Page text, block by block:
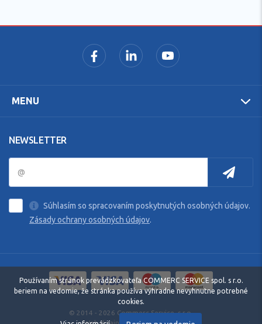
MENU
NEWSLETTER
Súhlasím so spracovaním poskytnutých osobných údajov.
Zásady ochrany osobných údajov.
© 2014 - 2026 Commerc Service, s.r.o.
Používaním stránok prevádzkovateľa COMMERC SERVICE spol. s r.o.
beriem na vedomie, že stránka používa výhradne nevyhnutne potrebné
cookies.